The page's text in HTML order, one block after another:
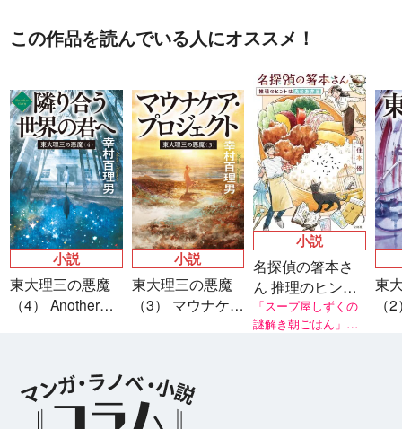
この作品を読んでいる人にオススメ！
小説
東大理三の悪魔
（4） Another
小説
東大理三の悪魔
（3） マウナケ
小説
名探偵の箸本さ
ん 推理のヒント
は夫のお弁当
「スープ屋しずくの
謎解き朝ごはん」シ
東
（